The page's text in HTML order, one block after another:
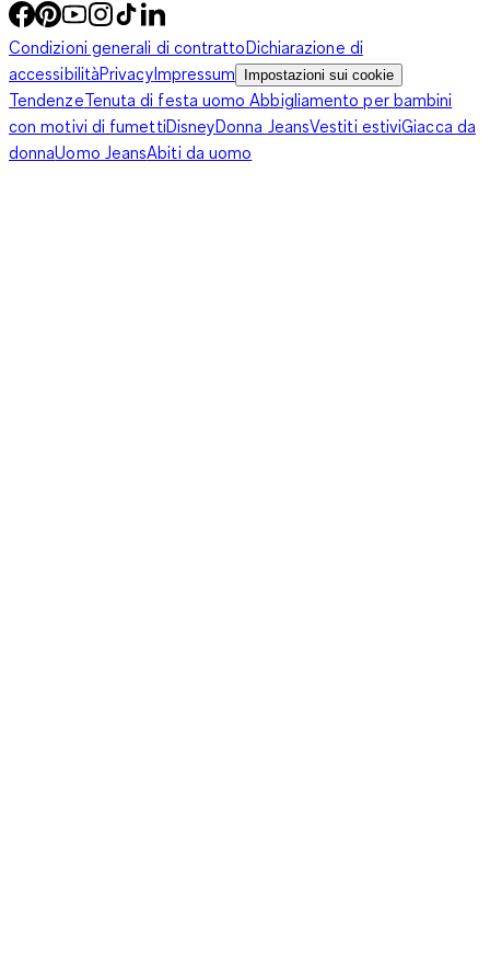
Condizioni generali di contrattoDichiarazione di
accessibilitàPrivacyImpressum Impostazioni sui cookie
TendenzeTenuta di festa uomoAbbigliamento per bambini
con motivi di fumettiDisneyDonna JeansVestiti estiviGiacca da
donnaUomo JeansAbiti da uomo